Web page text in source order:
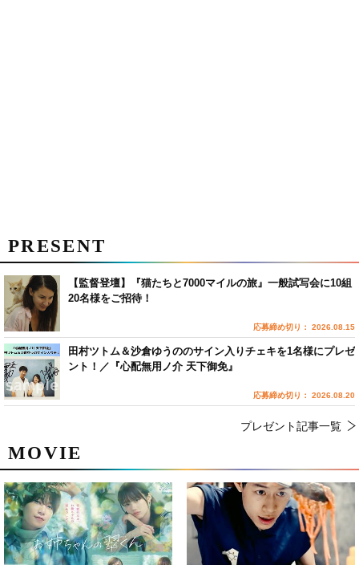
MOVIE
PRESENT
【監督登壇】『猫たちと7000マイルの旅』一般試写会に10組
20名様をご招待！
応募締め切り： 2026.08.15
田村ツトム＆沙倉ゆうののサイン入りチェキを1名様にプレゼ
ント！／『心配無用ノ介 天下御免』
応募締め切り： 2026.08.20
プレゼント記事一覧